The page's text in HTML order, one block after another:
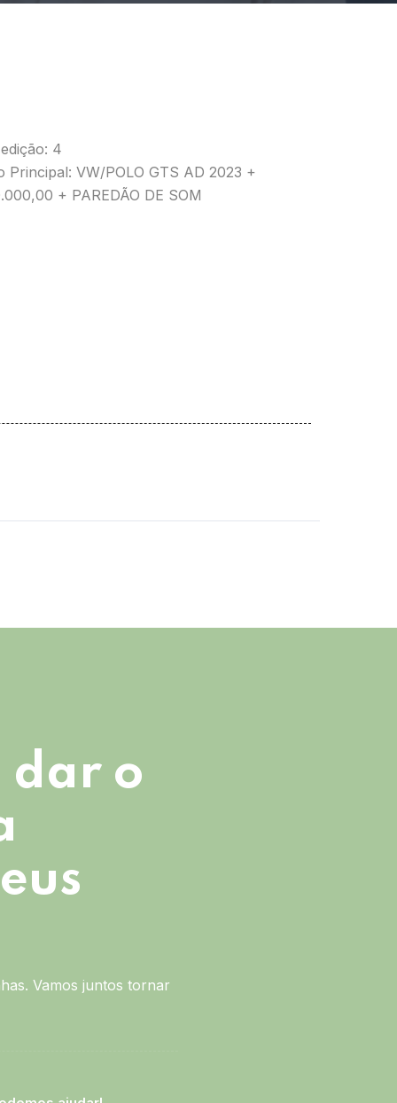
4
Principal: VW/POLO GTS AD 2023 +
+ PAREDÃO DE SOM
dar o
Vamos juntos tornar